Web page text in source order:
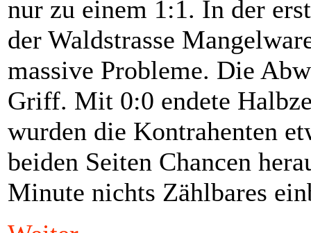
nur zu einem 1:1. In der
der Waldstrasse
massive Probleme. Die
Griff. Mit 0:0 endete
wurden die Kontrahenten
beiden Seiten Chancen
Minute nichts Zählbares